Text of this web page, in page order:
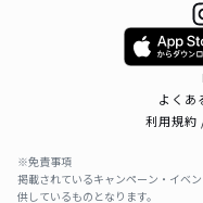
よくあ
利用規約
※免責事項
掲載されているキャンペーン・イベ
供しているものとなります。